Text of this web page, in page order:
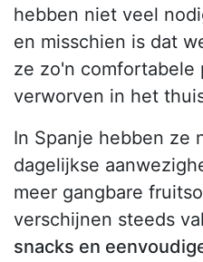
hebben niet veel
en misschien is dat
ze zo'n comfortabele
verworven in het
In Spanje hebben ze
dagelijkse
meer gangbare
verschijnen steeds
snacks en